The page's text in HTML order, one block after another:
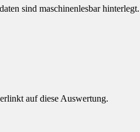
sind maschinenlesbar hinterlegt.
auf diese Auswertung.